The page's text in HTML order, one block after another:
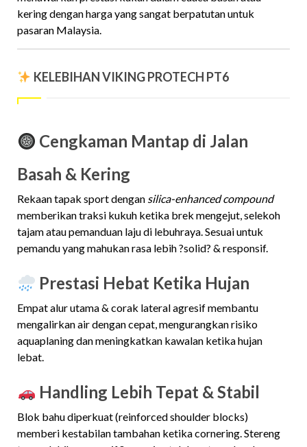
kering dengan harga yang sangat berpatutan untuk
pasaran Malaysia.
KELEBIHAN VIKING PROTECH PT6
Cengkaman Mantap di Jalan
Basah & Kering
Rekaan tapak sport dengan silica-enhanced compound
memberikan traksi kukuh ketika brek mengejut, selekoh
tajam atau pemanduan laju di lebuhraya. Sesuai untuk
pemandu yang mahukan rasa lebih ?solid? & responsif.
Prestasi Hebat Ketika Hujan
Empat alur utama & corak lateral agresif membantu
mengalirkan air dengan cepat, mengurangkan risiko
aquaplaning dan meningkatkan kawalan ketika hujan
lebat.
Handling Lebih Tepat & Stabil
Blok bahu diperkuat (reinforced shoulder blocks)
memberi kestabilan tambahan ketika cornering. Stereng